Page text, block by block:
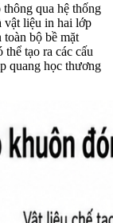
qua hệ thống
vật liệu in hai lớp
toàn bộ bề mặt
tạo ra các cấu
quang học thương